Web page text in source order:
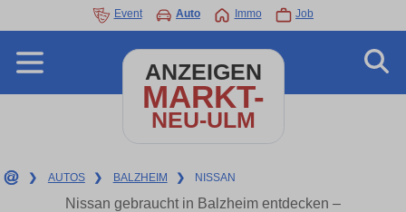
Event Auto Immo Job
ANZEIGEN
MARKT-
NEU-ULM
❯ AUTOS ❯ BALZHEIM ❯ NISSAN
Nissan gebraucht in Balzheim entdecken –